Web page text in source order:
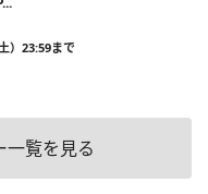
）23:59まで
一覧を見る